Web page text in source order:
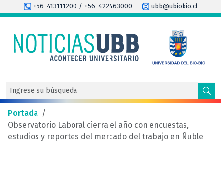
+56-413111200 / +56-422463000 ubb@ubiobio.cl
Portada /
Observatorio Laboral cierra el año con encuestas,
estudios y reportes del mercado del trabajo en Ñuble